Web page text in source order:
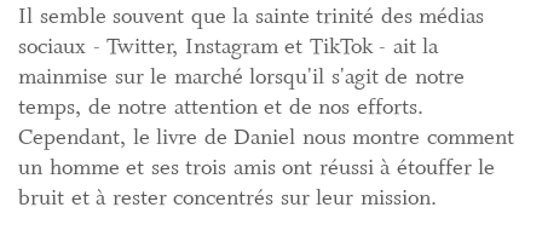
Il semble souvent que la sainte trinité des médias
sociaux - Twitter, Instagram et TikTok - ait la
mainmise sur le marché lorsqu'il s'agit de notre
temps, de notre attention et de nos efforts.
Cependant, le livre de Daniel nous montre comment
un homme et ses trois amis ont réussi à étouffer le
bruit et à rester concentrés sur leur mission.